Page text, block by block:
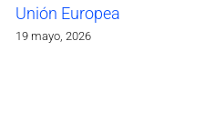
Unión Europea
19 mayo, 2026